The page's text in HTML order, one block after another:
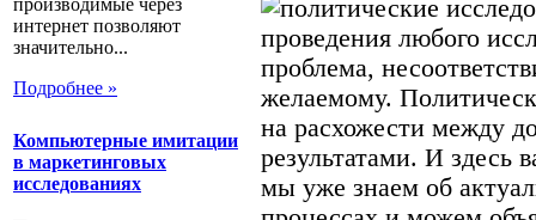
интернет позволяют
значительно...
Подробнее »
Компьютерные имитации
в маркетинговых
исследованиях
проведения любого
проблема,
желаемому.
на расхожести между
результатами. И здесь
мы уже знаем об